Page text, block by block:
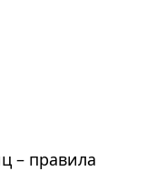
– правила